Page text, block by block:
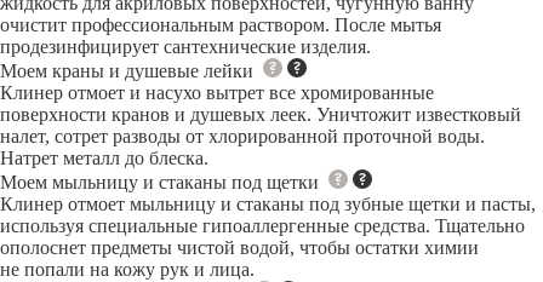
очистит профессиональным раствором. После мытья
продезинфицирует сантехнические изделия.
Моем краны и душевые лейки
Клинер отмоет и насухо вытрет все хромированные
поверхности кранов и душевых леек. Уничтожит известковый
налет, сотрет разводы от хлорированной проточной воды.
Натрет металл до блеска.
Моем мыльницу и стаканы под щетки
Клинер отмоет мыльницу и стаканы под зубные щетки и пасты,
используя специальные гипоаллергенные средства. Тщательно
ополоснет предметы чистой водой, чтобы остатки химии
не попали на кожу рук и лица.